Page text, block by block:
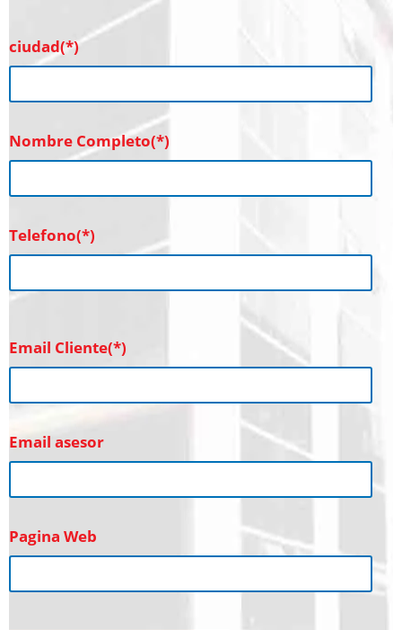
ciudad(*)
Nombre Completo(*)
Telefono(*)
Email Cliente(*)
Email asesor
Pagina Web